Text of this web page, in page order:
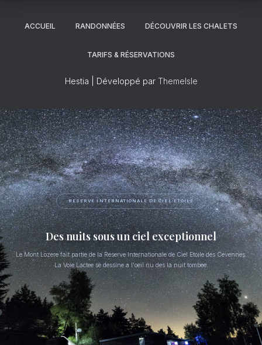
ACCUEIL RANDONNÉES DÉCOUVRIR LES CHALETS
TARIFS & RÉSERVATIONS
Hestia | Développé par ThemeIsle
RESERVE INTERNATIONALE DE CIEL ETOILE
Des nuits sous un ciel exceptionnel
Le Mont Lozere fait partie de la Reserve Internationale de Ciel Etoile des Cevennes.
La Voie Lactee se dessine a l'oeil nu des la nuit tombee.